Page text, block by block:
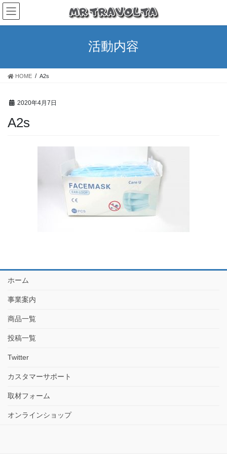
活動内容
HOME A2s
2020年4月7日
A2s
ホーム
事業案内
商品一覧
投稿一覧
Twitter
カスタマーサポート
取材フォーム
オンラインショップ